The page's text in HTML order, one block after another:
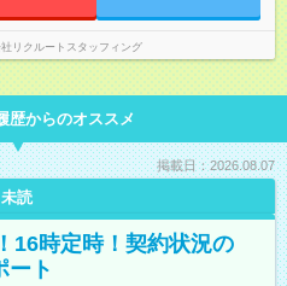
リクルートスタッフィング
歴からのオススメ
掲載日：2026.08.07
未読
16時定時！契約状況の
ート